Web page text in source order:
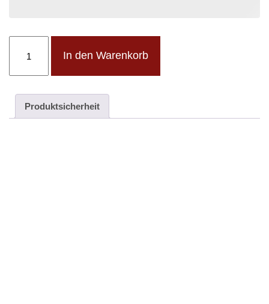
cm
Menge
In den Warenkorb
Produktsicherheit